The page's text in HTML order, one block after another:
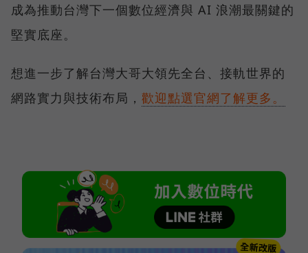
成為推動台灣下一個數位經濟與 AI 浪潮最關鍵的
堅實底座。
想進一步了解台灣大哥大領先全台、接軌世界的
網路實力與技術布局， 歡迎點選官網了解更多。